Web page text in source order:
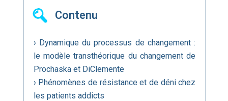
Contenu
› Dynamique du processus de changement :
le modèle transthéorique du changement de
Prochaska et DiClemente
› Phénomènes de résistance et de déni chez
les patients addicts